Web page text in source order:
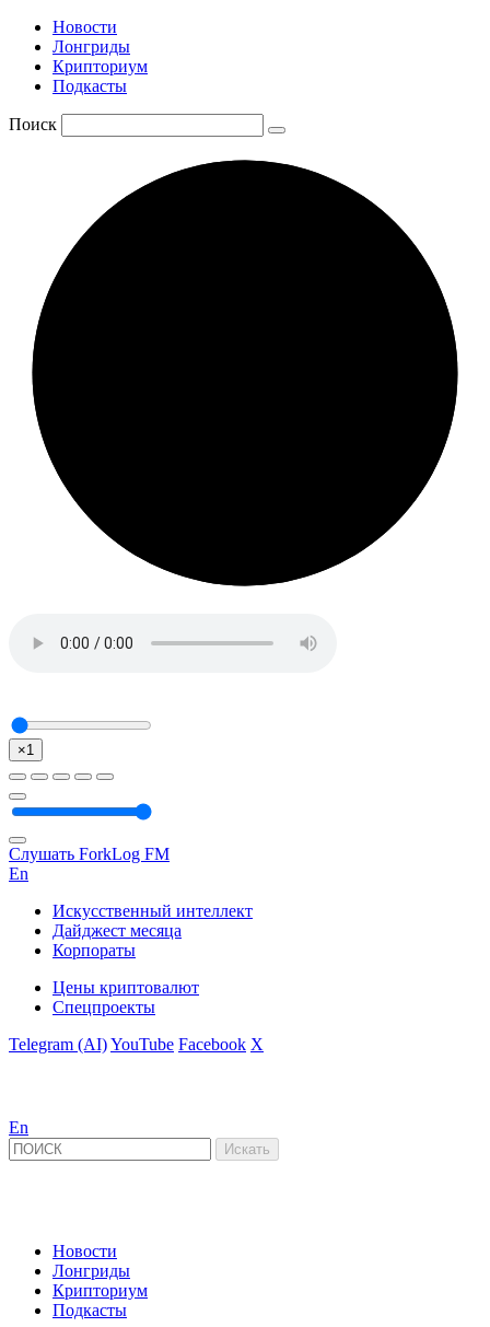
Новости
Лонгриды
Крипториум
Подкасты
Поиск
×1
Слушать ForkLog FM
En
Искусственный интеллект
Дайджест месяца
Корпораты
Цены криптовалют
Спецпроекты
Telegram (AI)YouTube Facebook X
En
Новости
Лонгриды
Крипториум
Подкасты